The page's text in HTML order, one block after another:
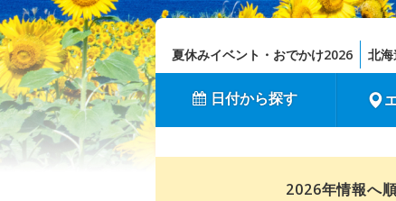
夏休みイベント・おでかけ2026 北
日付から探す
2026年情報へ